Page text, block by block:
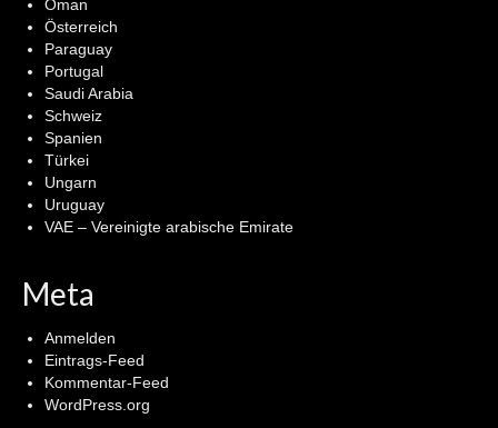
Oman
Österreich
Paraguay
Portugal
Saudi Arabia
Schweiz
Spanien
Türkei
Ungarn
Uruguay
VAE – Vereinigte arabische Emirate
Meta
Anmelden
Eintrags-Feed
Kommentar-Feed
WordPress.org